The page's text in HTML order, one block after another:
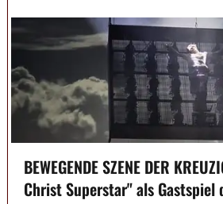
BEWEGENDE SZENE DER
Christ Superstar" als Gastspiel